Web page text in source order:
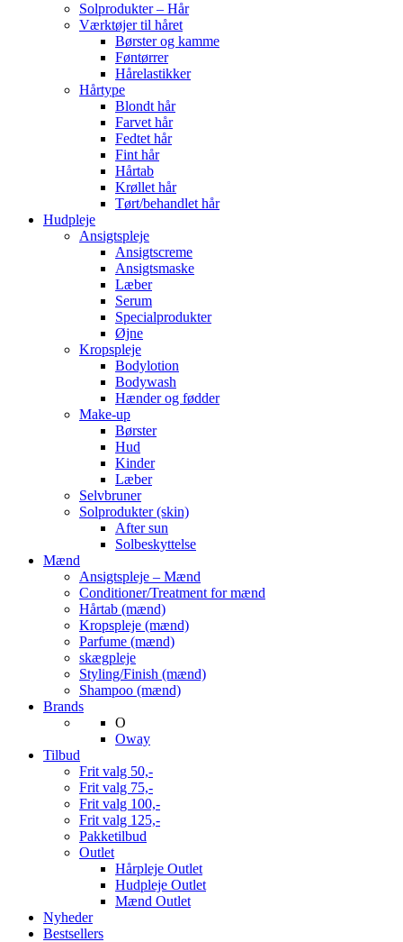
Solprodukter – Hår
Værktøjer til håret
Børster og kamme
Føntørrer
Hårelastikker
Hårtype
Blondt hår
Farvet hår
Fedtet hår
Fint hår
Hårtab
Krøllet hår
Tørt/behandlet hår
Hudpleje
Ansigtspleje
Ansigtscreme
Ansigtsmaske
Læber
Serum
Specialprodukter
Øjne
Kropspleje
Bodylotion
Bodywash
Hænder og fødder
Make-up
Børster
Hud
Kinder
Læber
Selvbruner
Solprodukter (skin)
After sun
Solbeskyttelse
Mænd
Ansigtspleje – Mænd
Conditioner/Treatment for mænd
Hårtab (mænd)
Kropspleje (mænd)
Parfume (mænd)
skægpleje
Styling/Finish (mænd)
Shampoo (mænd)
Brands
O
Oway
Tilbud
Frit valg 50,-
Frit valg 75,-
Frit valg 100,-
Frit valg 125,-
Pakketilbud
Outlet
Hårpleje Outlet
Hudpleje Outlet
Mænd Outlet
Nyheder
Bestsellers